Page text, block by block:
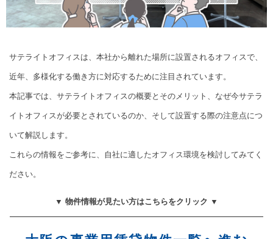
サテライトオフィスは、本社から離れた場所に設置されるオフィスで、
近年、多様化する働き方に対応するために注目されています。
本記事では、サテライトオフィスの概要とそのメリット、なぜ今サテラ
イトオフィスが必要とされているのか、そして設置する際の注意点につ
いて解説します。
これらの情報をご参考に、自社に適したオフィス環境を検討してみてく
ださい。
▼ 物件情報が見たい方はこちらをクリック ▼